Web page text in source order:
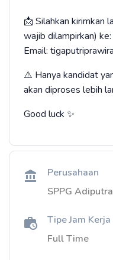
📩 Silahkan kirimkan
wajib dilampirkan) ke:
Email:
⚠️ Hanya kandidat
akan diproses lebih
Good luck ✨
Perusahaan
SPPG
Tipe Jam Kerja
Full Time